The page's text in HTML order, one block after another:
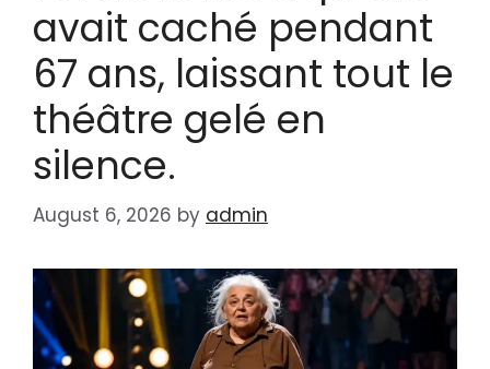
avait caché pendant
67 ans, laissant tout le
théâtre gelé en
silence.
August 6, 2026 by admin